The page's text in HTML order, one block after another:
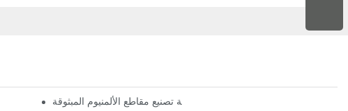
15 فكرة رئيسية حول
عملية تصنيع مقاطع الألمنيوم المبثوقة